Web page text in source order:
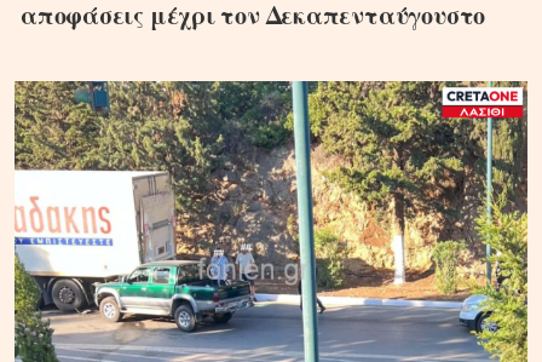
αποφάσεις μέχρι τον Δεκαπενταύγουστο